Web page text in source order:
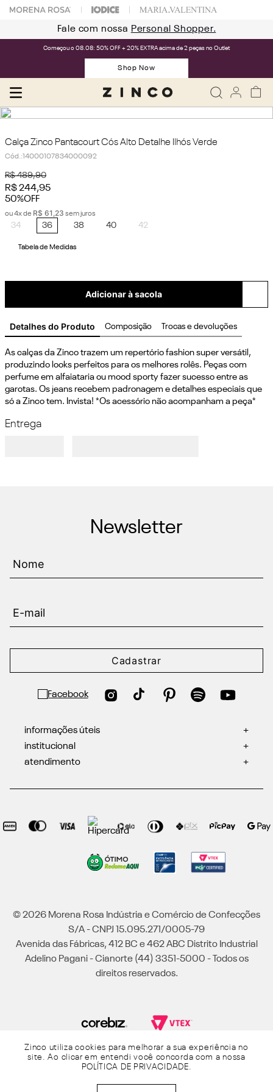
Zinco utiliza cookies para melhorar a sua experiência no
site. Ao clicar em entendi você concorda com a nossa
POLÍTICA DE PRIVACIDADE.
Fale com nossa Personal Shopper.
Começou o 08.08: 50% OFF + 20% EXTRA acima de 2 peças no Outlet
Shop Now
Calça Zinco Pantacourt Cós Alto Detalhe Ilhós Verde
Cód.:14000107834000092
R$ 489,90
R$244,95
50%OFF
ou4x de R$ 61 ,23 sem juros
34 36 38 40 42
Tabela de Medidas
Adicionar à sacola
Detalhes do Produto Composição Trocas e devoluções
As calças da Zinco trazem um repertório fashion super versátil,
produzindo looks perfeitos para os melhores rolês. Peças com
perfume em alfaiataria ou mood sporty fazer sucesso entre as
garotas. Os jeans recebem padronagem e detalhes especiais que
só a Zinco tem. Invista! *Os acessório não acompanham a peça*
Entrega
Newsletter
Cadastrar
informações úteis
+
institucional
+
atendimento
+
© 2026 Morena Rosa Indústria e Comércio de Confecções
S/A - CNPJ 15.095.271/0005-79
Avenida das Fábricas, 412 BC e 462 ABC Distrito Industrial
Adelino Pagani - Cianorte (44) 3351-5000 - Todos os
direitos reservados.
Powered by Grupo Morena Rosa: Morena Rosa, Iódice, Maria Valentina, Zinco e
Lebôh - Todos os direitos reservados.